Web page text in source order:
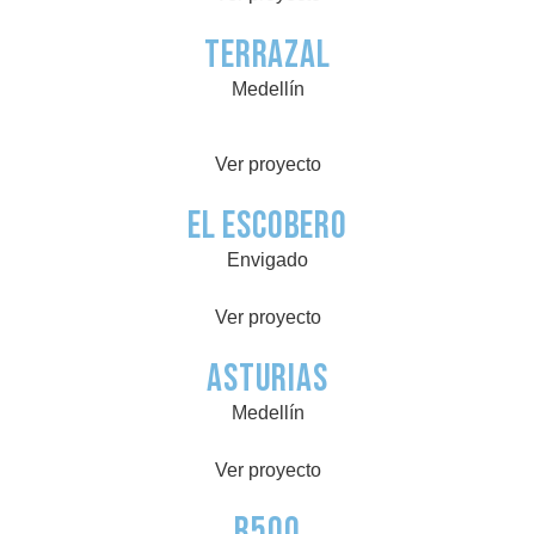
Terrazal
Medellín
Ver proyecto
El Escobero
Envigado
Ver proyecto
Asturias
Medellín
Ver proyecto